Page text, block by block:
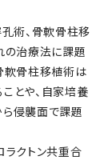
術、骨軟骨柱移
の治療法に課題
軟骨柱移植術は
とや、自家培養
侵襲面で課題
ラクトン共重合